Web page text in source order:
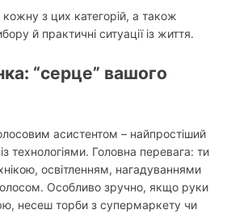
з цих категорій, а також
й практичні ситуації із життя.
“серце” вашого
асистентом – найпростіший
технологіями. Головна перевага: ти
освітленням, нагадуваннями
Особливо зручно, якщо руки
несеш торби з супермаркету чи